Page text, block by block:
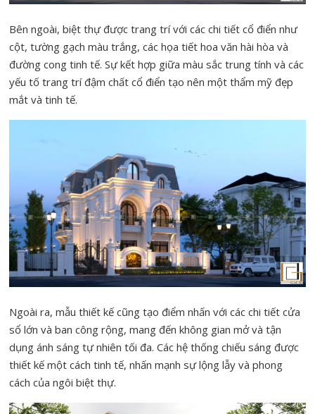
Bên ngoài, biệt thự được trang trí với các chi tiết cổ điển như
cột, tường gạch màu trắng, các họa tiết hoa văn hài hòa và
đường cong tinh tế. Sự kết hợp giữa màu sắc trung tính và các
yếu tố trang trí đậm chất cổ điển tạo nên một thẩm mỹ đẹp
mắt và tinh tế.
Ngoài ra, mẫu thiết kế cũng tạo điểm nhấn với các chi tiết cửa
sổ lớn và ban công rộng, mang đến không gian mở và tận
dụng ánh sáng tự nhiên tối đa. Các hệ thống chiếu sáng được
thiết kế một cách tinh tế, nhấn mạnh sự lộng lẫy và phong
cách của ngôi biệt thự.